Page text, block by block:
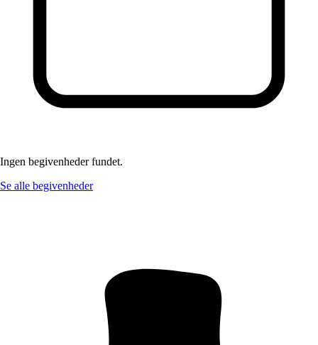
Ingen begivenheder fundet.
Se alle begivenheder